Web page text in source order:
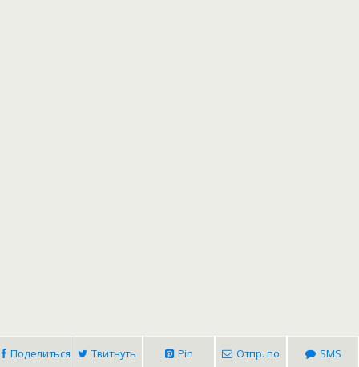
Поделиться Твитнуть Pin
Отпр. по
SMS